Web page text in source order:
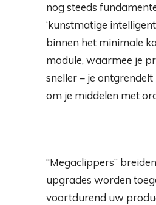
nog steeds
‘kunstmatige
binnen het minimale
module, waarmee je
sneller – je
om je middelen met
“Megaclippers”
upgrades worden
voortdurend uw